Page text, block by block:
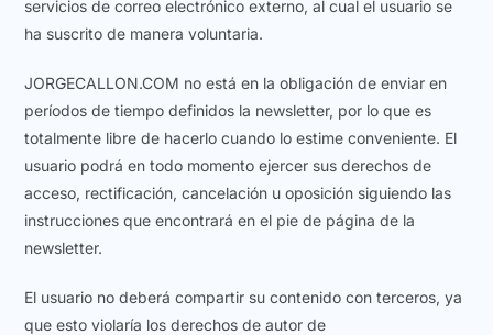
servicios de correo electrónico externo, al cual el usuario se
ha suscrito de manera voluntaria.
JORGECALLON.COM no está en la obligación de enviar en
períodos de tiempo definidos la newsletter, por lo que es
totalmente libre de hacerlo cuando lo estime conveniente. El
usuario podrá en todo momento ejercer sus derechos de
acceso, rectificación, cancelación u oposición siguiendo las
instrucciones que encontrará en el pie de página de la
newsletter.
El usuario no deberá compartir su contenido con terceros, ya
que esto violaría los derechos de autor de